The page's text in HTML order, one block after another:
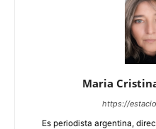
Maria
https://
Es periodista argentina,